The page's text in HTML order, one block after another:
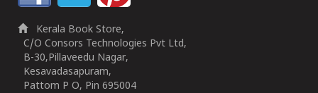
Kerala Book Store,
C/O Consors Technologies Pvt Ltd,
B-30,Pillaveedu Nagar,
Kesavadasapuram,
Pattom P O, Pin 695004